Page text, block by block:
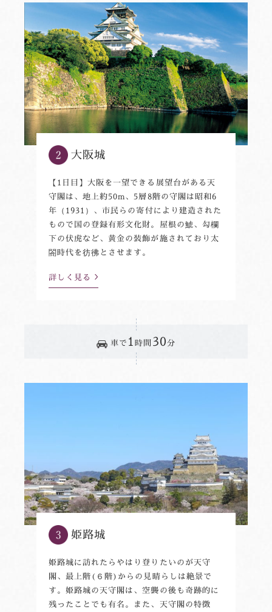
大阪城
【1日目】大阪を一望できる展望台がある天
守閣は、地上約50m、5層8階の守閣は昭和6
年（1931）、市民らの寄付により建造された
もので国の登録有形文化財。屋根の鯱、勾欄
下の伏虎など、黄金の装飾が施されており太
閤時代を彷彿とさせます。
詳しく見る
車で 1時間30分
姫路城
姫路城に訪れたらやはり登りたいのが天守
閣、最上階(６階)からの見晴らしは絶景で
す。姫路城の天守閣は、空襲の後も奇跡的に
残ったことでも有名。また、天守閣の特徴